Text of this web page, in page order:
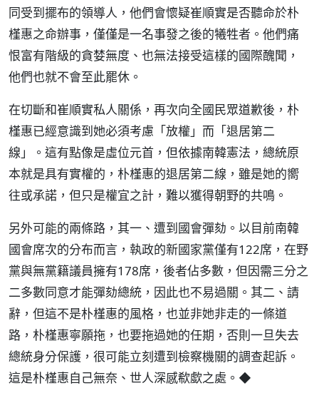
同受到擺布的領導人，他們會懷疑崔順實是否聽命於朴
槿惠之命辦事，僅僅是一名事發之後的犧牲者。他們痛
恨富有階級的貪婪無度、也無法接受這樣的國際醜聞，
他們也就不會至此罷休。
在切斷和崔順實私人關係，再次向全國民眾道歉後，朴
槿惠已經意識到她必須考慮「放權」而「退居第二
線」。這有點像是虛位元首，但依據南韓憲法，總統原
本就是具有實權的，朴槿惠的退居第二線，雖是她的嚮
往或承諾，但只是權宜之計，難以獲得朝野的共鳴。
另外可能的兩條路，其一、遭到國會彈劾。以目前南韓
國會席次的分布而言，執政的新國家黨僅有122席，在野
黨與無黨籍議員擁有178席，後者佔多數，但因需三分之
二多數同意才能彈劾總統，因此也不易過關。其二、請
辭，但這不是朴槿惠的風格，也並非她非走的一條道
路，朴槿惠寧願拖，也要拖過她的任期，否則一旦失去
總統身分保護，很可能立刻遭到檢察機關的調查起訴。
這是朴槿惠自己無奈、世人深感欷歔之處。◆